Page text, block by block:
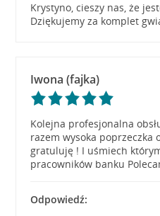
Krystyno, cieszy nas, że
Dziękujemy za komplet
Iwona (fajka)
Kolejna profesjonalna
razem wysoka poprzeczka
gratuluję ! I uśmiech
pracowników banku
Odpowiedź: